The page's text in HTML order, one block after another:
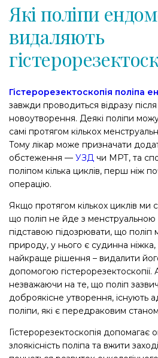
Які поліпи
видаляють
Гістерорезектоскопія поліпа
завжди проводиться відразу
новоутворення. Деякі поліпи
самі протягом кількох
Тому лікар може призначати
обстеження — УЗД чи МРТ, та
поліпом кілька циклів, перш ніж
операцію.
Якщо протягом кількох циклів ми
що поліп не йде з менструальною
підставою підозрювати, що поліп
природу, у нього є судинна ніжка,
найкраще рішення – видалити
допомогою гістерорезектоскопії.
незважаючи на те, що поліп
доброякісне утворення, існують
поліпи, які є передраковим
Гістерорезектоскопія допомагає
злоякісність поліпа та вжити